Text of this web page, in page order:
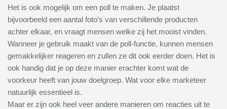
Het is ook mogelijk om een poll te maken. Je plaatst
bijvoorbeeld een aantal foto’s van verschillende producten
achter elkaar, en vraagt mensen welke zij het mooist vinden.
Wanneer je gebruik maakt van de poll-functie, kunnen mensen
gemakkelijker reageren en zullen ze dit ook eerder doen. Het is
ook handig dat je op deze manier erachter komt wat de
voorkeur heeft van jouw doelgroep. Wat voor elke marketeer
natuurlijk essentieel is.
Maar er zijn ook heel veer andere manieren om reacties uit te